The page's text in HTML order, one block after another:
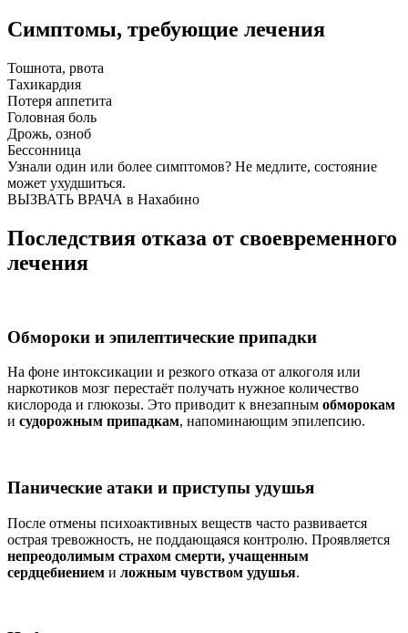
Симптомы, требующие лечения
Тошнота, рвота
Тахикардия
Потеря аппетита
Головная боль
Дрожь, озноб
Бессонница
Узнали один или более симптомов? Не медлите, состояние
может ухудшиться.
ВЫЗВАТЬ ВРАЧА в Нахабино
Последствия отказа от своевременного
лечения
Обмороки и эпилептические припадки
На фоне интоксикации и резкого отказа от алкоголя или
наркотиков мозг перестаёт получать нужное количество
кислорода и глюкозы. Это приводит к внезапным обморокам
и судорожным припадкам, напоминающим эпилепсию.
Панические атаки и приступы удушья
После отмены психоактивных веществ часто развивается
острая тревожность, не поддающаяся контролю. Проявляется
непреодолимым страхом смерти, учащенным
сердцебиением и ложным чувством удушья.